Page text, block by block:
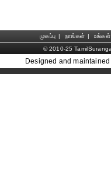
முகப்பு | நாங்கள் | உங்கள்
© 2010-25
Designed and